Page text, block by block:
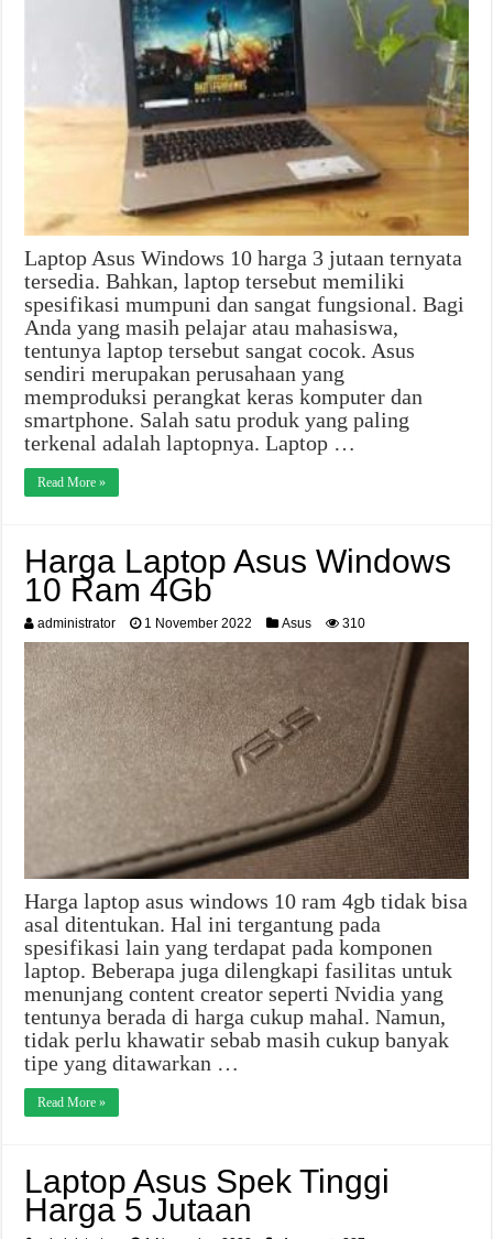
Laptop Asus Windows 10 harga 3 jutaan ternyata
tersedia. Bahkan, laptop tersebut memiliki
spesifikasi mumpuni dan sangat fungsional. Bagi
Anda yang masih pelajar atau mahasiswa,
tentunya laptop tersebut sangat cocok. Asus
sendiri merupakan perusahaan yang
memproduksi perangkat keras komputer dan
smartphone. Salah satu produk yang paling
terkenal adalah laptopnya. Laptop …
Read More »
Harga Laptop Asus Windows
10 Ram 4Gb
administrator 1 November 2022 Asus 310
Harga laptop asus windows 10 ram 4gb tidak bisa
asal ditentukan. Hal ini tergantung pada
spesifikasi lain yang terdapat pada komponen
laptop. Beberapa juga dilengkapi fasilitas untuk
menunjang content creator seperti Nvidia yang
tentunya berada di harga cukup mahal. Namun,
tidak perlu khawatir sebab masih cukup banyak
tipe yang ditawarkan …
Read More »
Laptop Asus Spek Tinggi
Harga 5 Jutaan